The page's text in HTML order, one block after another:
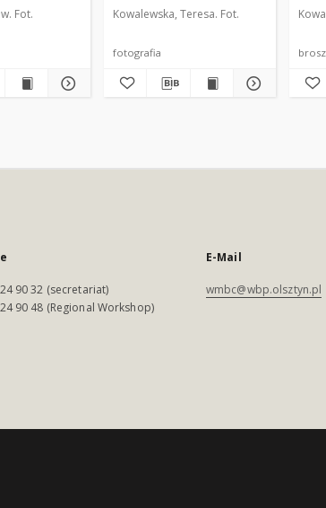
Fot.
[1]
Kowalewska, Teresa. Fot.
fotografia
90 32 (secretariat)
90 48 (Regional Workshop)
E-Mail
wmbc@wbp.olsztyn.pl